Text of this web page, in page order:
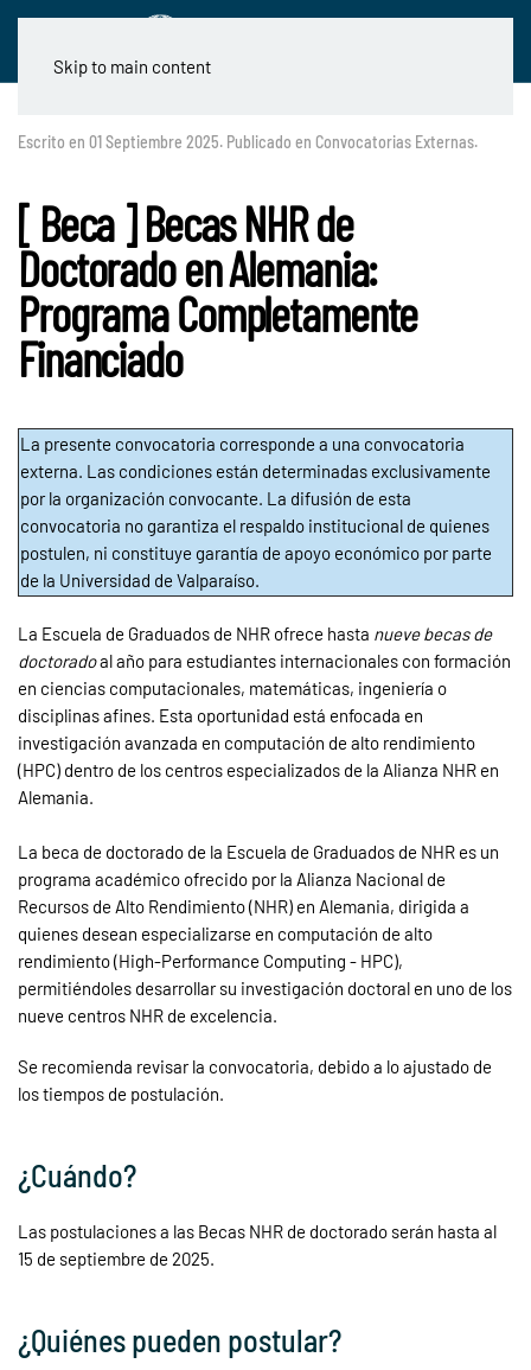
Skip to main content
Escrito en 01 Septiembre 2025. Publicado en Convocatorias Externas.
[ Beca ] Becas NHR de
Doctorado en Alemania:
Programa Completamente
Financiado
La presente convocatoria corresponde a una convocatoria
externa. Las condiciones están determinadas exclusivamente
por la organización convocante. La difusión de esta
convocatoria no garantiza el respaldo institucional de quienes
postulen, ni constituye garantía de apoyo económico por parte
de la Universidad de Valparaíso.
La Escuela de Graduados de NHR ofrece hasta nueve becas de
doctoradoal año para estudiantes internacionales con formación
en ciencias computacionales, matemáticas, ingeniería o
disciplinas afines. Esta oportunidad está enfocada en
investigación avanzada en computación de alto rendimiento
(HPC) dentro de los centros especializados de la Alianza NHR en
Alemania.
La beca de doctorado de la Escuela de Graduados de NHR es un
programa académico ofrecido por la Alianza Nacional de
Recursos de Alto Rendimiento (NHR) en Alemania, dirigida a
quienes desean especializarse en computación de alto
rendimiento (High-Performance Computing - HPC),
permitiéndoles desarrollar su investigación doctoral en uno de los
nueve centros NHR de excelencia.
Se recomienda revisar la convocatoria, debido a lo ajustado de
los tiempos de postulación.
¿Cuándo?
Las postulaciones a las Becas NHR de doctorado serán hasta al
15 de septiembre de 2025.
¿Quiénes pueden postular?